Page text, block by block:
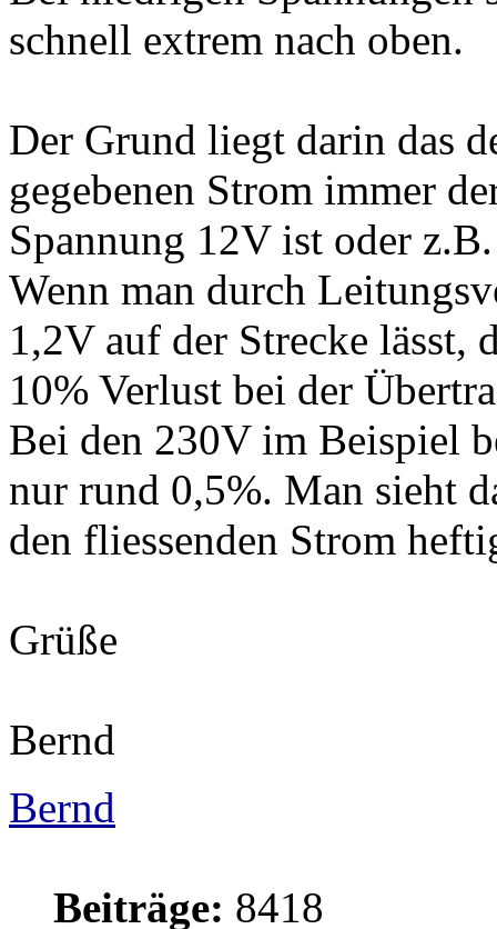
schnell extrem nach oben.
Der Grund liegt darin das
gegebenen Strom immer
Spannung 12V ist oder
Wenn man durch
1,2V auf der Strecke lässt,
10% Verlust bei der
Bei den 230V im Beispiel
nur rund 0,5%. Man sieht
den fliessenden Strom
Grüße
Bernd
Bernd
Beiträge: 8418